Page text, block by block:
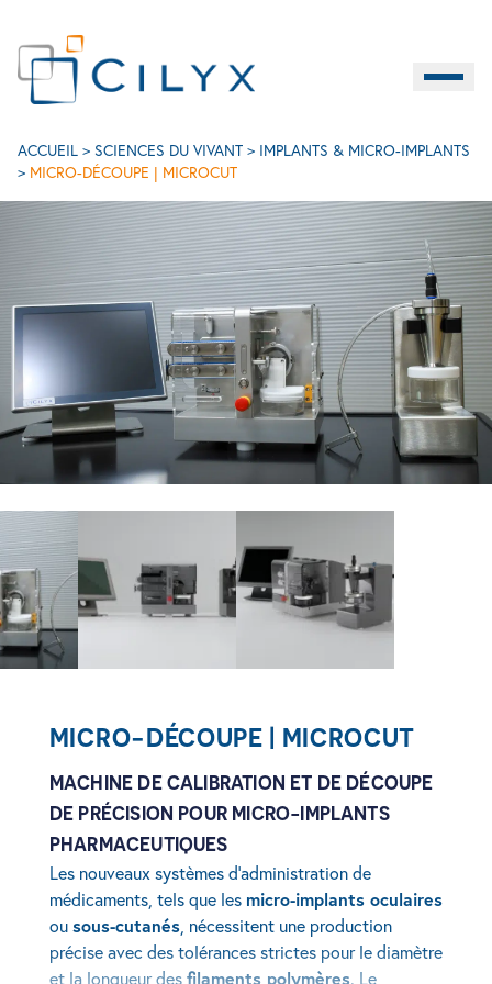
SCIENCES DU VIVANT INDUSTRIE SERVICES
Burger
Micro-découpe | MICROCUT
ACCUEIL > SCIENCES DU VIVANT > IMPLANTS & MICRO-IMPLANTS
> MICRO-DÉCOUPE | MICROCUT
image View image View image
MICRO-DÉCOUPE | MICROCUT
MACHINE DE CALIBRATION ET DE DÉCOUPE
DE PRÉCISION POUR MICRO-IMPLANTS
PHARMACEUTIQUES
Les nouveaux systèmes d’administration de
médicaments, tels que les micro-implants oculaires
ousous-cutanés, nécessitent une production
précise avec des tolérances strictes pour le diamètre
et la longueur desfilaments polymères. Le